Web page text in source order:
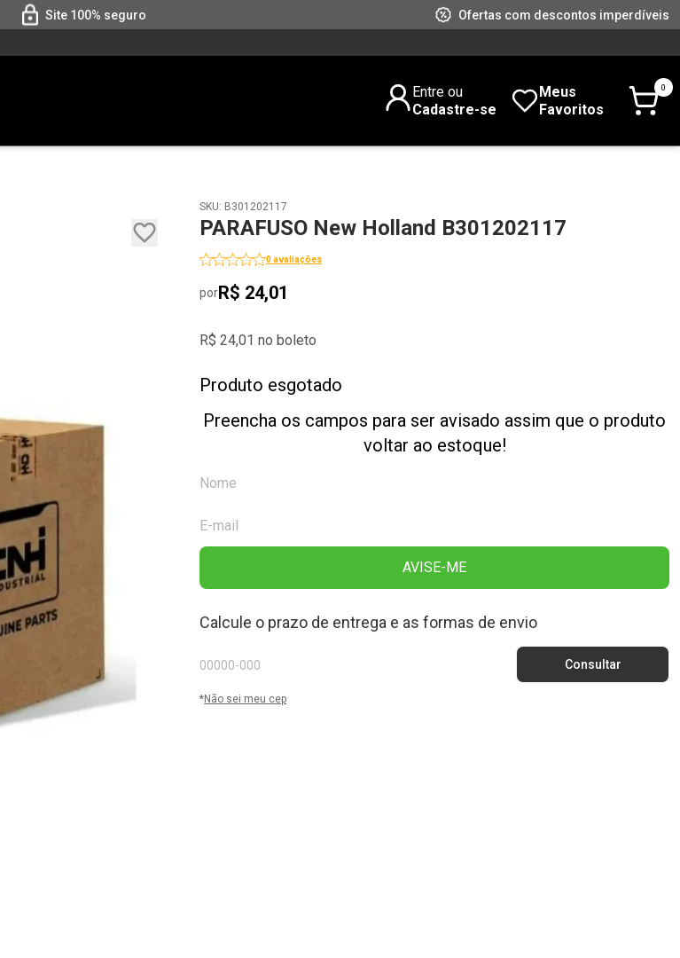
Site 100% seguro
Ofertas com descontos imperdíveis
Entre ou
Cadastre-se
Meus
Favoritos
0
SKU: B301202117
PARAFUSO New Holland B301202117
0 avaliações
porR$ 24,01
R$ 24,01 no boleto
Produto esgotado
Preencha os campos para ser avisado assim que o produto
voltar ao estoque!
AVISE-ME
Calcule o prazo de entrega e as formas de envio
*Não sei meu cep